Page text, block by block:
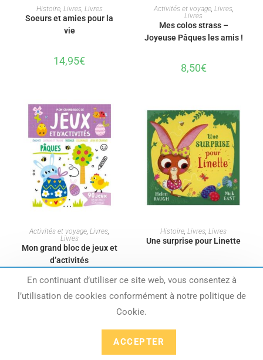
AJOUTER AU PANIER
Histoire, Livres, Livres
Soeurs et amies pour la
vie
14,95€
AJOUTER AU PANIER
Activités et voyage, Livres,
Livres
Mes colos strass –
Joyeuse Pâques les amis !
8,50€
AJOUTER AU PANIER
Activités et voyage,Livres,
Livres
Mon grand bloc de jeux et
d’activités
8,50
AJOUTER AU PANIER
Histoire,Livres,Livres
Une surprise pour Linette
13,95€
Le magasin est fermé jusqu'au 17 août
inclus. Les envois et les retraits reprendront le
En continuant d’utiliser ce site web, vous consentez à
l’utilisation de cookies conformément à notre politique de
Cookie.
ACCEPTER